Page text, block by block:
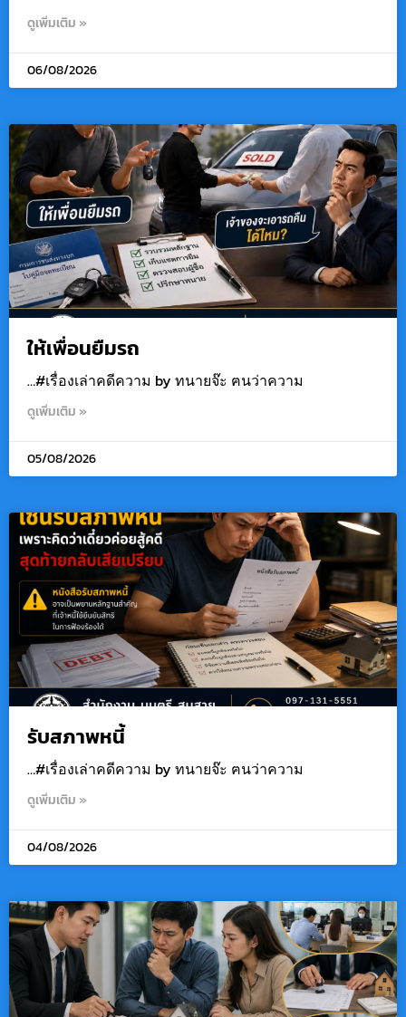
ดูเพิ่มเติม »
06/08/2026
ให้เพื่อนยืมรถ
…#เรื่องเล่าคดีความ by ทนายจ๊ะ ฅนว่าความ
ดูเพิ่มเติม »
05/08/2026
รับสภาพหนี้
…#เรื่องเล่าคดีความ by ทนายจ๊ะ ฅนว่าความ
ดูเพิ่มเติม »
04/08/2026